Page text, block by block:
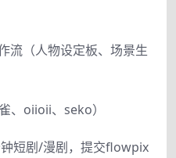
流（人物设定板、场景生
、oiioii、seko）
短剧/漫剧，提交flowpix